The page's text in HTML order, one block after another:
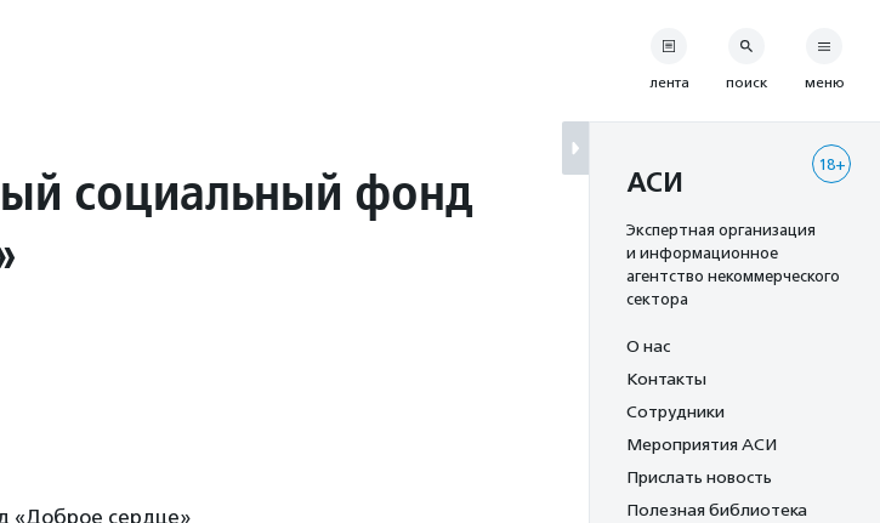
социальный фонд
«Доброе сердце»
лента поиск меню
18+
АСИ
Экспертная организация
и информационное
агентство некоммерческого
сектора
О нас
Контакты
Сотрудники
Мероприятия АСИ
Прислать новость
Полезная библиотека